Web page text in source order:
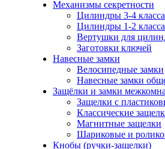
Механизмы секретности
Цилиндры 3-4
Цилиндры 1-2 класса
Вертушки для
Заготовки ключей
Навесные замки
Велосипедные замки
Навесные замки
Защёлки и замки
Защелки с
Классические
Магнитные защелки
Шариковые и
Кнобы (ручки-защелки)